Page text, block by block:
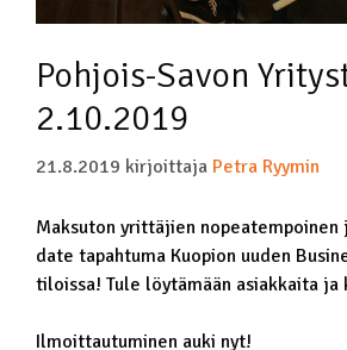
Pohjois-Savon
2.10.2019
21.8.2019 kirjoittaja Petra Ryymin
Maksuton yrittäjien nopeatempoinen
date tapahtuma Kuopion uuden
tiloissa! Tule löytämään asiakkaita ja
Ilmoittautuminen auki nyt!